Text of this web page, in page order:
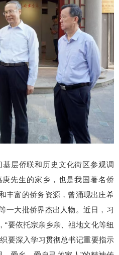
层侨联和历史文化街区参观调
先生的家乡，也是我国著名侨
丰富的侨务资源，曾涌现出庄希
一大批侨界杰出人物。近日，习
“要依托宗亲乡亲、祖地文化等纽
要深入学习贯彻总书记重要指示